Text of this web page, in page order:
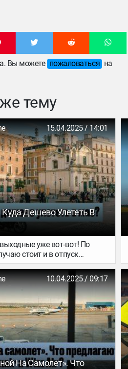
Вы можете пожаловаться на
тему
15.04.2025 / 14:01
Куда Дешево Улететь В
уже вот-вот! По
стоит и в отпуск
(а то и два). Куда –
в новой подборке. Здесь
раунд-трипов из
и Латвии до € 50 – все
10.04.2025 / 09:17
На Самолет». Что